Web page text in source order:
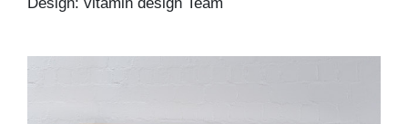
Design: vitamin design Team